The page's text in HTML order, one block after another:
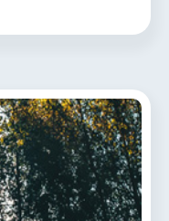
del